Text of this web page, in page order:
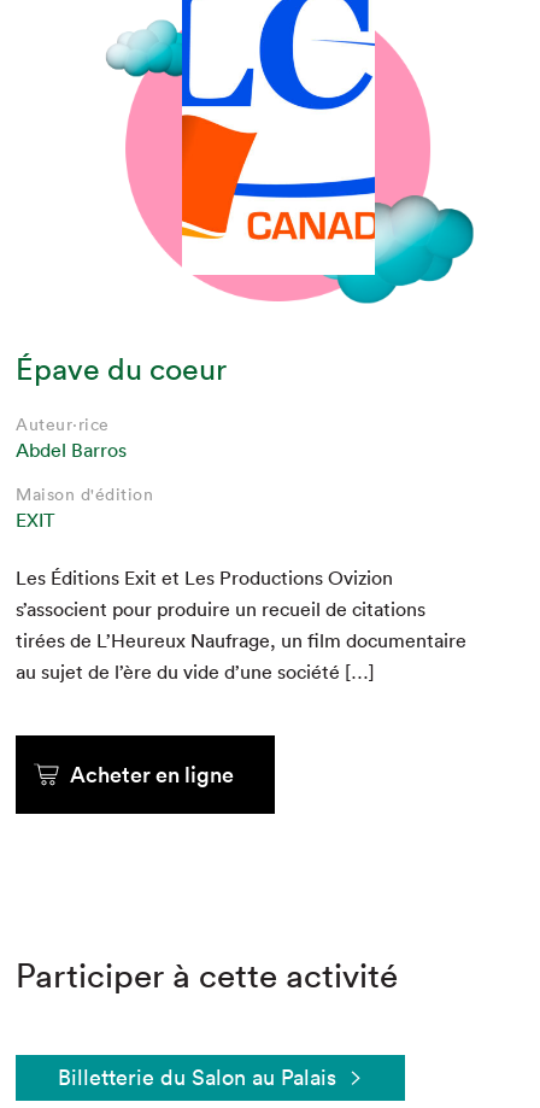
Épave du coeur
Auteur·rice
Abdel Barros
Maison d'édition
EXIT
Les Édi­tions Exit et Les Pro­duc­tions Ovizion
s’associent pour pro­duire un recueil de cita­tions
tirées de L’Heureux Naufrage, un film doc­u­men­taire
au sujet de l’ère du vide d’une société […]
Acheter en ligne
Participer à cette activité
Billetterie du Salon au Palais